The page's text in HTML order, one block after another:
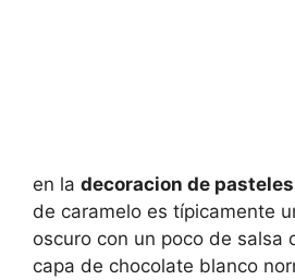
en la decoracion de
de caramelo es típicamente
oscuro con un poco de salsa
capa de chocolate blanco